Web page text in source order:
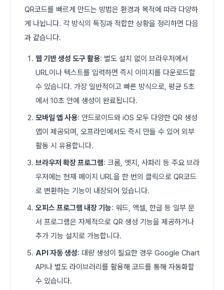
QR코드를 빠르게 만드는 방법은 환경과 목적에 따라 다양하
게 나뉩니다. 각 방식의 특징과 적합한 상황을 정리하면 다음
과 같습니다.
웹 기반 생성 도구 활용: 별도 설치 없이 브라우저에서
URL이나 텍스트를 입력하면 즉시 이미지를 다운로드할
수 있습니다. 가장 일반적이고 빠른 방식으로, 평균 5초
에서 10초 안에 생성이 완료됩니다.
모바일 앱 사용: 안드로이드와 iOS 모두 다양한 QR 생성
앱이 제공되며, 오프라인에서도 즉시 만들 수 있어 외부
활동 시 유용합니다.
브라우저 확장 프로그램: 크롬, 엣지, 사파리 등 주요 브라
우저에는 현재 페이지 URL을 한 번의 클릭으로 QR코드
로 변환하는 기능이 내장되어 있습니다.
오피스 프로그램 내장 기능: 워드, 엑셀, 한글 등 일부 문
서 프로그램은 자체적으로 QR 생성 기능을 제공하거나
추가 기능 설치로 가능합니다.
API 자동 생성: 대량 생성이 필요한 경우 Google Chart
API나 별도 라이브러리를 활용해 코드를 통해 자동화할
수 있습니다.